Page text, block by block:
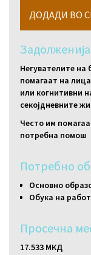
Негувателите
помагаат на
или когнитивни
секојдневните
Често им
потребна помош
Потребно
Основно
Обука на
Просечна
17.533 МКД